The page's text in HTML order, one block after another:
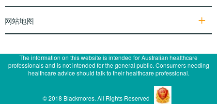
网站地图
The information on this website is intended for Australian healthcare
professionals and is not intended for the general public. Consumers needing
healthcare advice should talk to their healthcare professional.
© 2018 Blackmores. All Rights Reserved